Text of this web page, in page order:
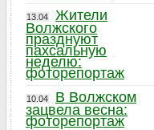
13.04
Жители
Волжского
празднуют
пахсальную
неделю:
фоторепортаж
10.04
В Волжском
зацвела весна:
фоторепортаж